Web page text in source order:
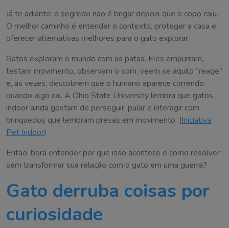
Já te adianto: o segredo não é brigar depois que o copo caiu.
O melhor caminho é entender o contexto, proteger a casa e
oferecer alternativas melhores para o gato explorar.
Gatos exploram o mundo com as patas. Eles empurram,
testam movimento, observam o som, veem se aquilo “reage”
e, às vezes, descobrem que o humano aparece correndo
quando algo cai. A Ohio State University lembra que gatos
indoor ainda gostam de perseguir, pular e interagir com
brinquedos que lembram presas em movimento. (Iniciativa
Pet Indoor)
Então, bora entender por que isso acontece e como resolver
sem transformar sua relação com o gato em uma guerra?
Gato derruba coisas por
curiosidade